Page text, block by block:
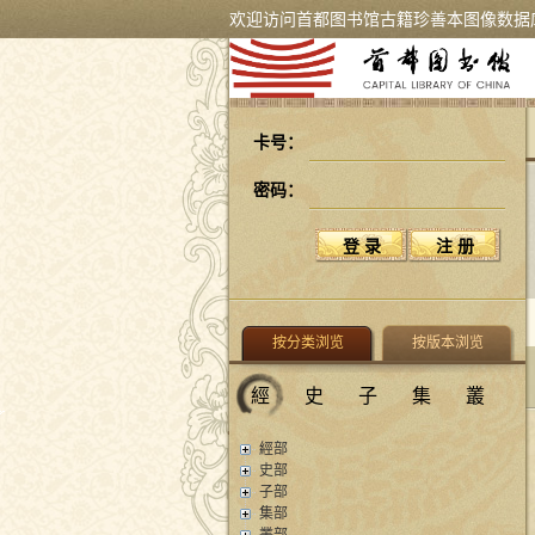
欢迎访问首都图书馆古籍珍善本图像数
卡号：
密码：
按分类浏览 按版本浏览
經 史 子 集 叢
經部
史部
子部
集部